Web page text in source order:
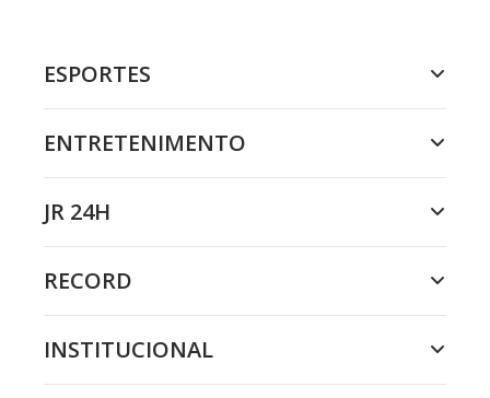
ESPORTES
ENTRETENIMENTO
JR 24H
RECORD
INSTITUCIONAL